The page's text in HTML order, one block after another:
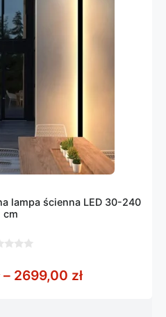
lampa ścienna LED 30-240
cm
– 2699,00 złZakres cen: